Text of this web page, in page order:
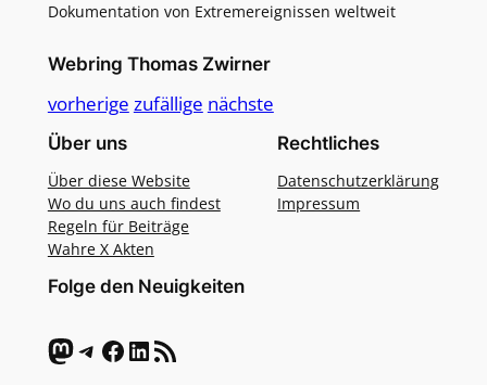
Dokumentation von Extremereignissen weltweit
Webring Thomas Zwirner
vorherige zufällige nächste
Über uns
Über diese Website
Wo du uns auch findest
Regeln für Beiträge
Wahre X Akten
Rechtliches
Datenschutzerklärung
Impressum
Folge den Neuigkeiten
Mastodon Telegram Facebook LinkedIn RSS-Feed